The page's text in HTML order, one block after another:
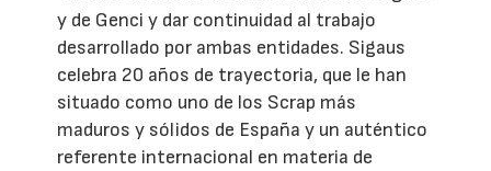
y de Genci y dar continuidad al trabajo
desarrollado por ambas entidades. Sigaus
celebra 20 años de trayectoria, que le han
situado como uno de los Scrap más
maduros y sólidos de España y un auténtico
referente internacional en materia de